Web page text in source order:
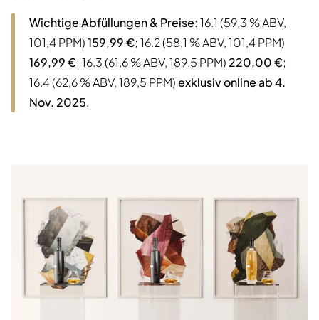
Wichtige Abfüllungen & Preise:16.1 (59,3 % ABV,
101,4 PPM)159,99 €; 16.2 (58,1 % ABV, 101,4 PPM)
169,99 €; 16.3 (61,6 % ABV, 189,5 PPM)220,00 €;
16.4 (62,6 % ABV, 189,5 PPM)exklusiv online ab 4.
Nov. 2025.